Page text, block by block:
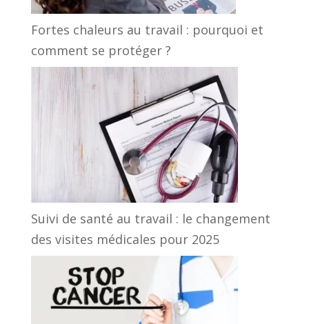
Fortes chaleurs au travail : pourquoi et
comment se protéger ?
Suivi de santé au travail : le changement
des visites médicales pour 2025